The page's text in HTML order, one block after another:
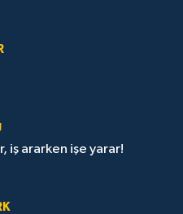
iş ararken işe yarar!